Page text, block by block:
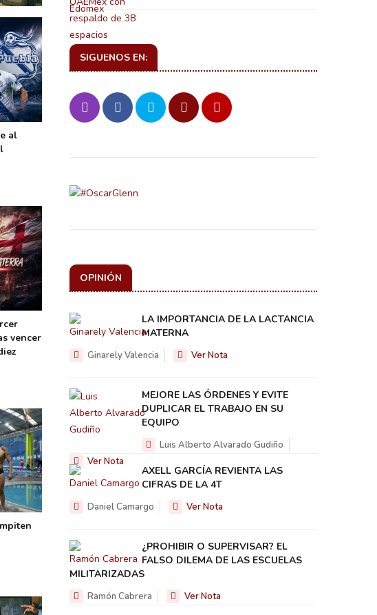
al
vencer
SIGUENOS EN:
OPINIÓN
LA IMPORTANCIA DE LA LACTANCIA
MATERNA
Ginarely Valencia Ver Nota
MEJORE LAS ÓRDENES Y EVITE
DUPLICAR EL TRABAJO EN SU
EQUIPO
Luis Alberto Alvarado Gudiño
Ver Nota
AXELL GARCÍA REVIENTA LAS
CIFRAS DE LA 4T
Daniel Camargo Ver Nota
¿PROHIBIR O SUPERVISAR? EL
FALSO DILEMA DE LAS ESCUELAS
MILITARIZADAS
Ramón Cabrera Ver Nota